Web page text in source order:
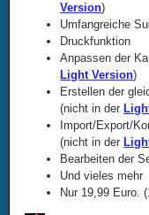
Version)
Umfangreiche
Druckfunktion
Anpassen der
Light Version)
Erstellen der
(nicht in der
Import/Export/
(nicht in der
Bearbeiten der
Und vieles mehr
Nur 19,99 Euro.